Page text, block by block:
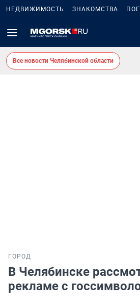
НЕДВИЖИМОСТЬ ЗНАКОМСТВА
Все новости Челябинской области
ГОРОД
В Челябинске
рекламе с